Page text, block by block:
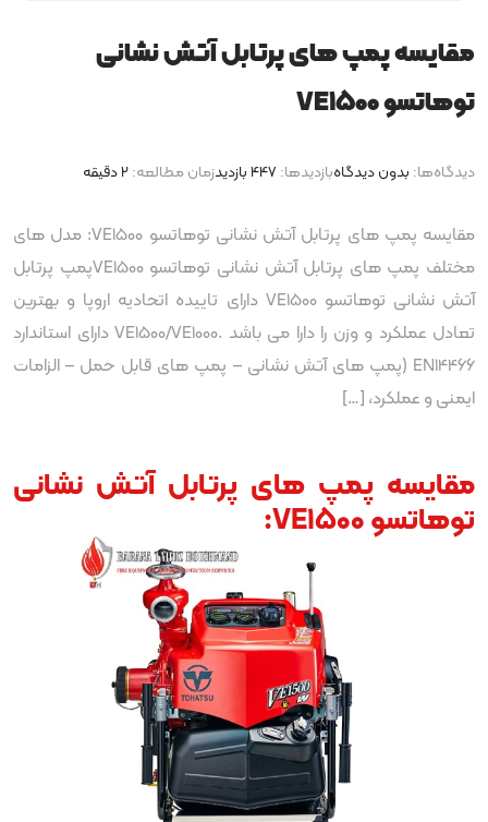
مقایسه پمپ های پرتابل آتش نشانی
توهاتسو VE1500
دیدگاه‌ها: بدون دیدگاهبازدیدها: زمان مطالعه:
مقایسه پمپ های پرتابل آتش نشانی توهاتسو VE1500: مدل های
مختلف پمپ های پرتابل آتش نشانی توهاتسو VE1500پمپ پرتابل
آتش نشانی توهاتسو VE1500 دارای تاییده اتحادیه اروپا و بهترین
تعادل عملکرد و وزن را دارا می باشد .VE1500/VE1000 دارای استاندارد
EN14466 (پمپ های آتش نشانی – پمپ های قابل حمل – الزامات
ایمنی و عملکرد، […]
مقایسه پمپ های پرتابل آتش نشانی
توهاتسو VE1500: